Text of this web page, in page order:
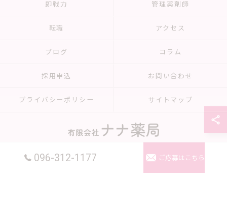
096-312-1177 ご応募はこちら
即戦力 管理薬剤師
転職 アクセス
ブログ コラム
採用申込 お問い合わせ
プライバシーポリシー サイトマップ
© 2026 熊本県熊本市で薬剤師の求人なら有限会社ナナ薬局 ALL RIGHTS